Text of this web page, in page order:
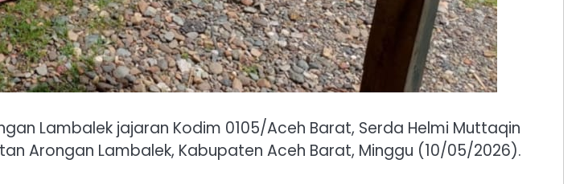
Lambalek jajaran Kodim 0105/Aceh Barat, Serda Helmi Muttaqin
Arongan Lambalek, Kabupaten Aceh Barat, Minggu (10/05/2026).